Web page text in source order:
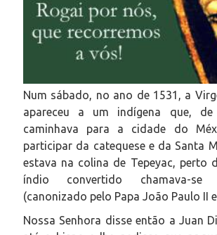
Num sábado, no ano de 1531, a
apareceu a um indígena que, de
caminhava para a cidade do
participar da catequese e da Santa
estava na colina de Tepeyac, perto
índio convertido chamava-se
(canonizado pelo Papa João Paulo II
Nossa Senhora disse então a Juan